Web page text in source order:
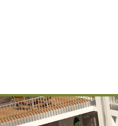
Direkt zum Inhalt